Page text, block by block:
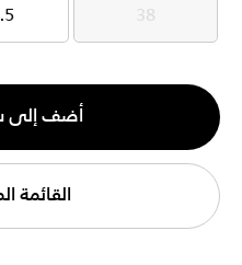
38
38
الكمية
1
أضف إلى
القائمة